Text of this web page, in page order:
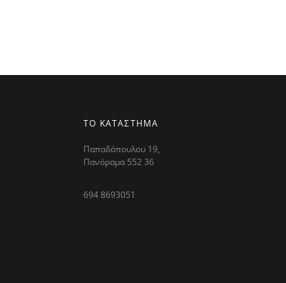
ΤΟ ΚΑΤΑΣΤΗΜΑ
Παπαδόπουλου 19,
Πανόραμα 552 36
694 8693051